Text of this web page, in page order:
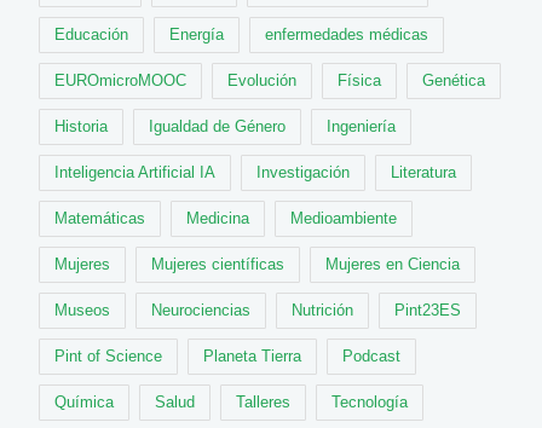
Educación Energía enfermedades médicas
EUROmicroMOOC Evolución Física Genética
Historia Igualdad de Género Ingeniería
Inteligencia Artificial IA Investigación Literatura
Matemáticas Medicina Medioambiente
Mujeres Mujeres científicas Mujeres en Ciencia
Museos Neurociencias Nutrición Pint23ES
Pint of Science Planeta Tierra Podcast
Química Salud Talleres Tecnología